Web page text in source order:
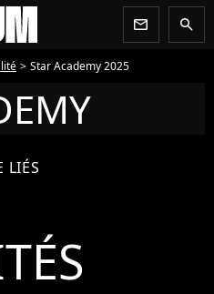
newsletter search
Star Academy 2025
LIÉS